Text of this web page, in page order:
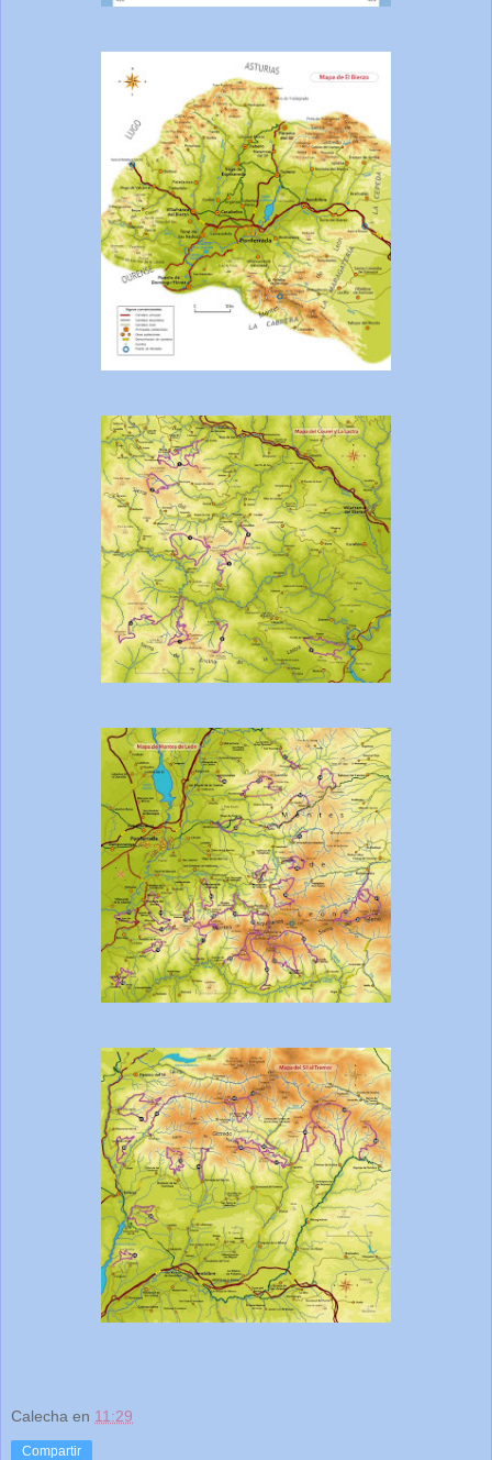
Calecha en 11:29
Compartir